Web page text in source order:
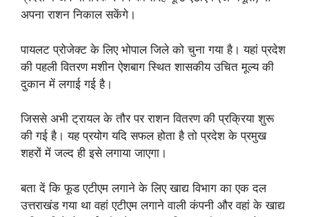
अपना राशन निकाल सकेंगे।
पायलट प्रोजेक्ट के लिए भोपाल जिले को चुना गया है। यहां प्रदेश
की पहली वितरण मशीन ऐशबाग स्थित शासकीय उचित मूल्य की
दुकान में लगाई गई है।
जिससे अभी ट्रायल के तौर पर राशन वितरण की प्रक्रिया शुरू
की गई है। यह प्रयोग यदि सफल होता है तो प्रदेश के प्रमुख
शहरों में जल्द ही इसे लगाया जाएगा।
बता दें कि फूड एटीएम लगाने के लिए खाद्य विभाग का एक दल
उत्तराखंड गया था वहां एटीएम लगाने वाली कंपनी और वहां के खाद्य